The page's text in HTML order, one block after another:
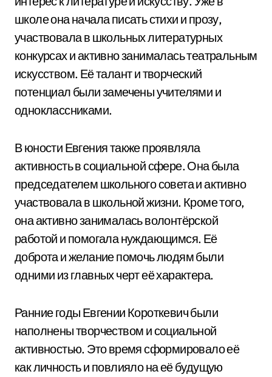
школе она начала писать стихи и прозу,
участвовала в школьных литературных
конкурсах и активно занималась театральным
искусством. Её талант и творческий
потенциал были замечены учителями и
одноклассниками.
В юности Евгения также проявляла
активность в социальной сфере. Она была
председателем школьного совета и активно
участвовала в школьной жизни. Кроме того,
она активно занималась волонтёрской
работой и помогала нуждающимся. Её
доброта и желание помочь людям были
одними из главных черт её характера.
Ранние годы Евгении Короткевич были
наполнены творчеством и социальной
активностью. Это время сформировало её
как личность и повлияло на её будущую